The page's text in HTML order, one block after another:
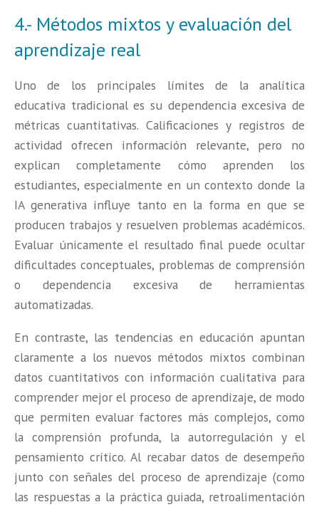
4.- Métodos mixtos y evaluación del
aprendizaje real
Uno de los principales límites de la analítica
educativa tradicional es su dependencia excesiva de
métricas cuantitativas. Calificaciones y registros de
actividad ofrecen información relevante, pero no
explican completamente cómo aprenden los
estudiantes, especialmente en un contexto donde la
IA generativa influye tanto en la forma en que se
producen trabajos y resuelven problemas académicos.
Evaluar únicamente el resultado final puede ocultar
dificultades conceptuales, problemas de comprensión
o dependencia excesiva de herramientas
automatizadas.
En contraste, las tendencias en educación apuntan
claramente a los nuevos métodos mixtos combinan
datos cuantitativos con información cualitativa para
comprender mejor el proceso de aprendizaje, de modo
que permiten evaluar factores más complejos, como
la comprensión profunda, la autorregulación y el
pensamiento crítico. Al recabar datos de desempeño
junto con señales del proceso de aprendizaje (como
las respuestas a la práctica guiada, retroalimentación